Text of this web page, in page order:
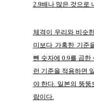
2.9배나 많은 것으로
체격이 우리와 비슷
미보다 가혹한 기준
뺀 숫자에 0.9를 곱
런 기준을 적용하면
야 한다. 일본의 뚱
람이다.